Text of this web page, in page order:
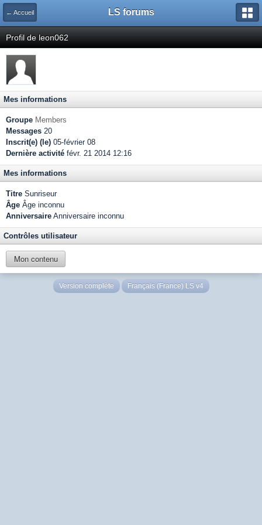
← Accueil LS forums
Profil de leon062
Mes informations
Groupe Members
Messages 20
Inscrit(e) (le) 05-février 08
Dernière activité févr. 21 2014 12:16
Mes informations
Titre Sunriseur
Âge Âge inconnu
Anniversaire Anniversaire inconnu
Contrôles utilisateur
Mon contenu
Version complète Français (France) LS v4